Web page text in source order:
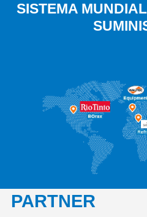
SISTEMA
PARTNER